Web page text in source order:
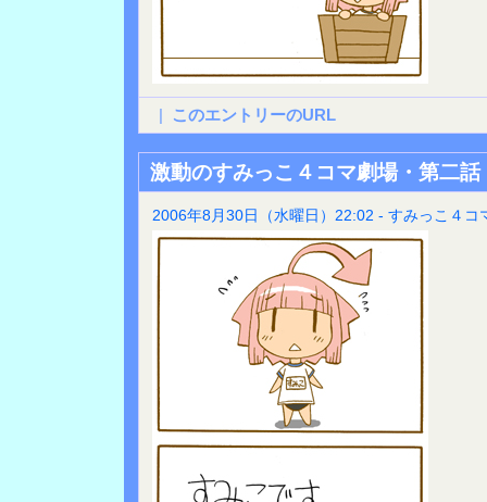
| このエントリーのURL
激動のすみっこ４コマ劇場・第二
2006年8月30日（水曜日）22:02 - すみっこ４コ